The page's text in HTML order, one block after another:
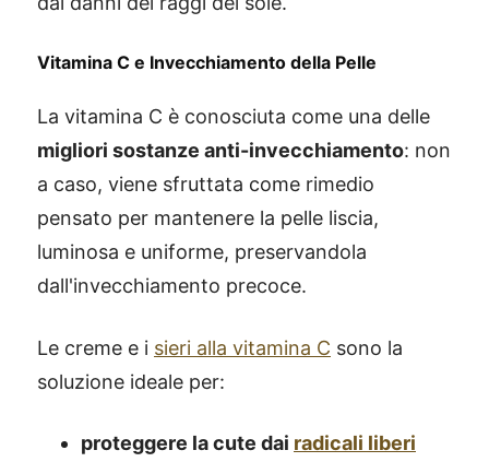
Vitamina C e Invecchiamento della Pelle
La vitamina C è conosciuta come una delle
migliori sostanze anti-invecchiamento: non
a caso, viene sfruttata come rimedio
pensato per mantenere la pelle liscia,
luminosa e uniforme, preservandola
dall'invecchiamento precoce.
Le creme e i sieri alla vitamina C sono la
soluzione ideale per:
proteggere la cute dai radicali liberi